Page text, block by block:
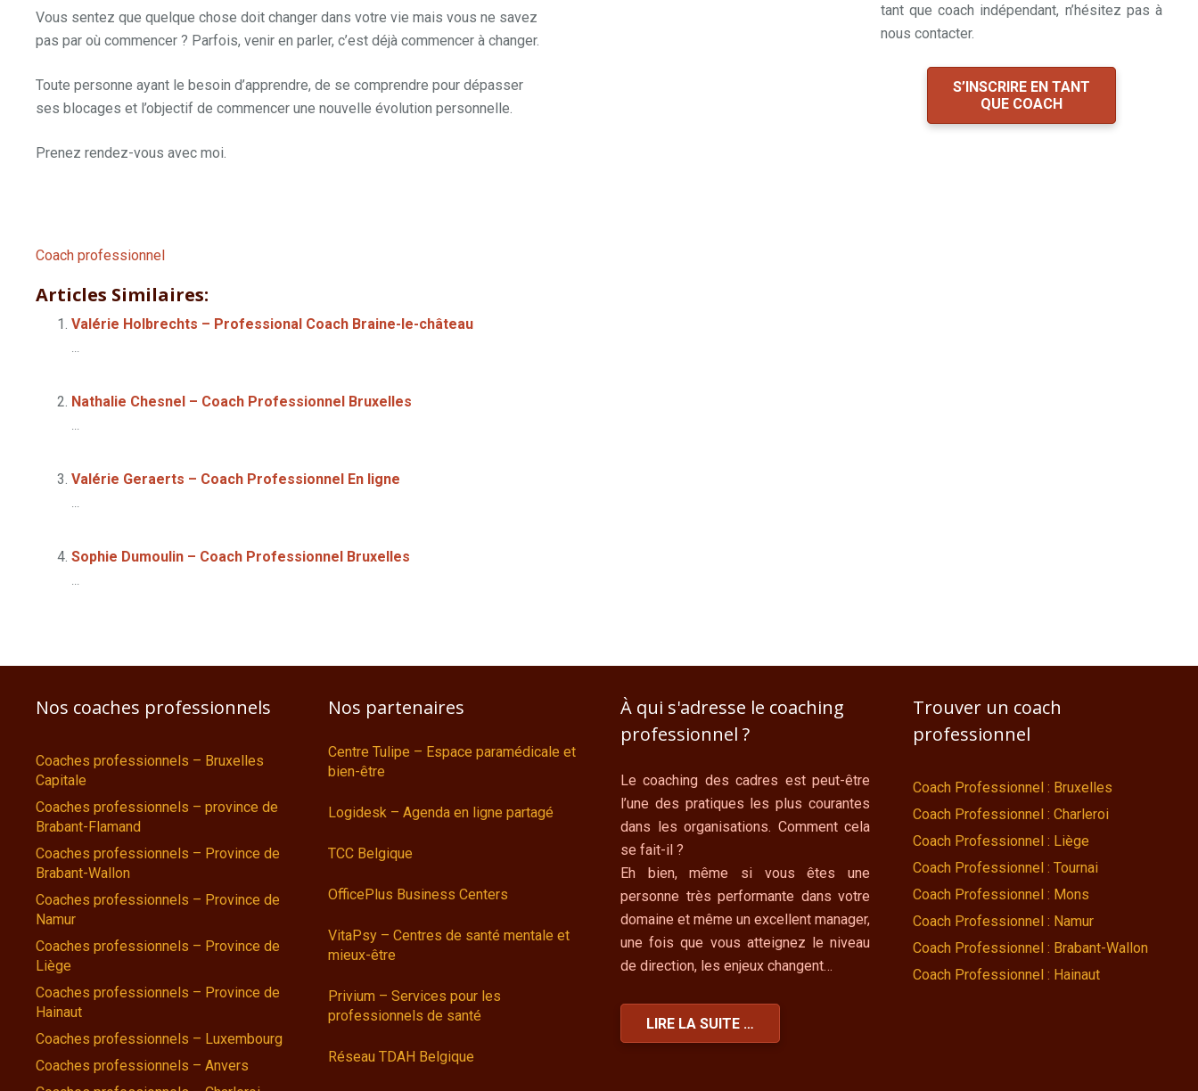
Vous sentez que quelque chose doit changer dans votre vie mais vous ne savez
pas par où commencer ? Parfois, venir en parler, c’est déjà commencer à changer.
Toute personne ayant le besoin d’apprendre, de se comprendre pour dépasser
ses blocages et l’objectif de commencer une nouvelle évolution personnelle.
Prenez rendez-vous avec moi.
Coach professionnel
Articles Similaires:
Valérie Holbrechts – Professional Coach Braine-le-château
...
Nathalie Chesnel – Coach Professionnel Bruxelles
...
Valérie Geraerts – Coach Professionnel En ligne
...
Sophie Dumoulin – Coach Professionnel Bruxelles
...
tant que coach indépendant, n’hésitez pas à
nous contacter.
S’INSCRIRE EN TANT
QUE COACH
Nos coaches professionnels
Coaches professionnels – Bruxelles
Capitale
Coaches professionnels – province de
Brabant-Flamand
Coaches professionnels – Province de
Brabant-Wallon
Coaches professionnels – Province de
Namur
Coaches professionnels – Province de
Liège
Coaches professionnels – Province de
Hainaut
Coaches professionnels – Luxembourg
Coaches professionnels – Anvers
Nos partenaires
Centre Tulipe – Espace paramédicale et
bien-être
Logidesk – Agenda en ligne partagé
TCC Belgique
OfficePlus Business Centers
VitaPsy – Centres de santé mentale et
mieux-être
Privium – Services pour les
professionnels de santé
Réseau TDAH Belgique
À qui s'adresse le coaching
professionnel ?
Le coaching des cadres est peut-être
l’une des pratiques les plus courantes
dans les organisations. Comment cela
se fait-il ?
Eh bien, même si vous êtes une
personne très performante dans votre
domaine et même un excellent manager,
une fois que vous atteignez le niveau
de direction, les enjeux changent…
LIRE LA SUITE …
Trouver un coach
professionnel
Coach Professionnel : Bruxelles
Coach Professionnel : Charleroi
Coach Professionnel : Liège
Coach Professionnel : Tournai
Coach Professionnel : Mons
Coach Professionnel : Namur
Coach Professionnel : Brabant-Wallon
Coach Professionnel : Hainaut